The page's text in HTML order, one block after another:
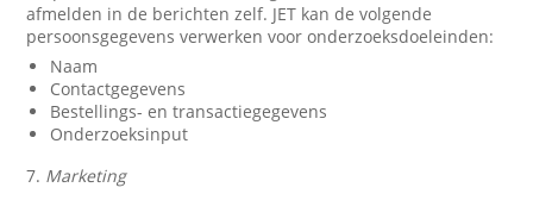
afmelden in de berichten zelf. JET kan de volgende
persoonsgegevens verwerken voor onderzoeksdoeleinden:
Naam
Contactgegevens
Bestellings- en transactiegegevens
Onderzoeksinput
7. Marketing